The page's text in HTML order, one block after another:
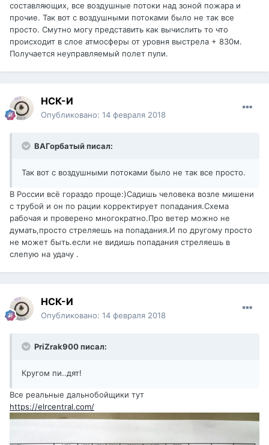
составляющих, все воздушные потоки над зоной пожара и
прочие. Так вот с воздушными потоками было не так все
просто. Смутно могу представить как вычислить то что
происходит в слое атмосферы от уровня выстрела + 830м.
Получается неуправляемый полет пули.
НСК-И
Опубликовано: 14 февраля 2018
ВАГорбатый писал:
Так вот с воздушными потоками было не так все просто.
В России всё гораздо проще:)Садишь человека возле мишени
с трубой и он по рации корректирует попадания.Схема
рабочая и проверено многократно.Про ветер можно не
думать,просто стреляешь на попадания.И по другому просто
не может быть.если не видишь попадания стреляешь в
слепую на удачу .
НСК-И
Опубликовано: 14 февраля 2018
PriZrak900 писал:
Кругом пи..дят!
Все реальные дальнобойщики тут
https://elrcentral.com/